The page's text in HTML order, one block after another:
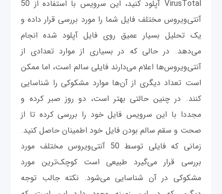
VirusTotal آپلود کنید، این سرویس با استفاده از 50
آنتی‌ویروس مختلف فایل شما را مورد بررسی قرار داده و
یک تحلیل بسیار عمیق روی فایل آپلود شده انجام
می‌دهد. در حالی که در بسیاری از موارد تعدادی از
آنتی‌ویروس‌ها اعلام می‌دارند فایلی سالم است، اما ممکن
است تعداد دیگری از آن‌ها موارد مشکوکی را شناسایی
کنند. در چنین حالتی بهتر است، دو روز صبر کرده و
مجددا با این سرویس فایل خود را بررسی کرده تا از
صحت و سقم سالم بودن فایل خود اطمینان حاصل کنید.
زمانی که فایلی توسط 50 آنتی‌ویروس مختلف مورد
بررسی قرار می‌گیرد طبیعی است کوچک‌ترین مورد
مشکوکی در آن شناسایی می‌شود. نکته جالب توجه